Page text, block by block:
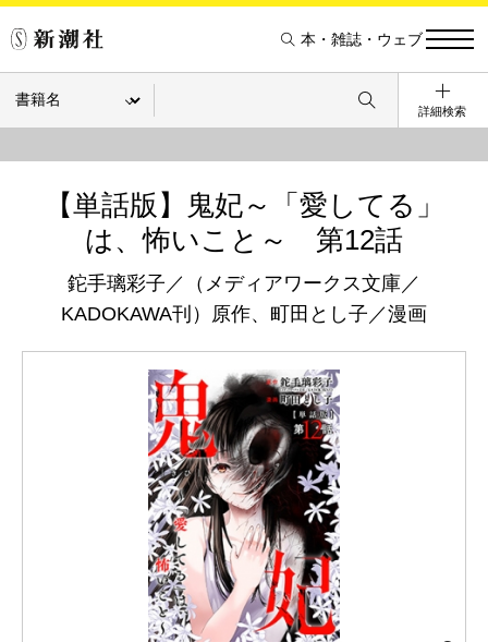
本・雑誌・ウェブ
詳細検索
【単話版】鬼妃～「愛してる」
は、怖いこと～ 第12話
鉈手璃彩子／（メディアワークス文庫／
KADOKAWA刊）原作、町田とし子／漫画